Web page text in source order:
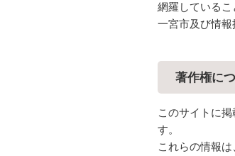
網羅しているこ
一宮市及び情報
著作権に
このサイトに
す。
これらの情報